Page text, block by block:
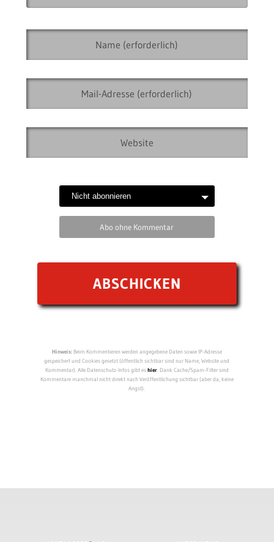
Abo ohne Kommentar
Hinweis:Beim Kommentieren werden angegebene Daten sowie IP-Adresse
gespeichert und Cookies gesetzt (öffentlich sichtbar sind nur Name, Website und
Kommentar). Alle Datenschutz-Infos gibt eshier. Dank Cache/Spam-Filter sind
Kommentare manchmal nicht direkt nach Veröffentlichung sichtbar (aber da, keine
Angst).